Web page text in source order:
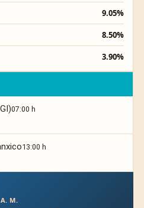
9.05%
8.50%
3.90%
07:00 h
13:00 h
A. M.